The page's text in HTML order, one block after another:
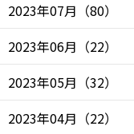
2023年07月 （80）
2023年06月 （22）
2023年05月 （32）
2023年04月 （22）